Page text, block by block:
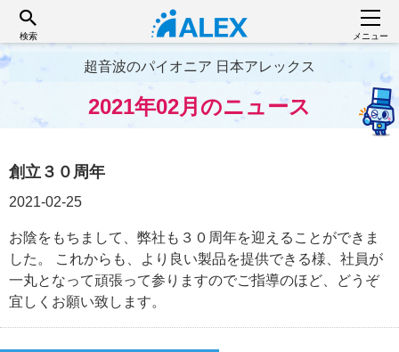
検索 メニュー
超音波のパイオニア 日本アレックス
2021年02月のニュース
創立３０周年
2021-02-25
お陰をもちまして、弊社も３０周年を迎えることができま
した。 これからも、より良い製品を提供できる様、社員が
一丸となって頑張って参りますのでご指導のほど、どうぞ
宜しくお願い致します。